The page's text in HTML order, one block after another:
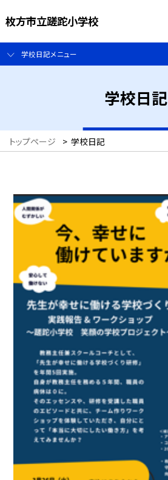
枚方市立蹉跎小学校
学校日記メニュー
学校日記
トップページ > 学校日記